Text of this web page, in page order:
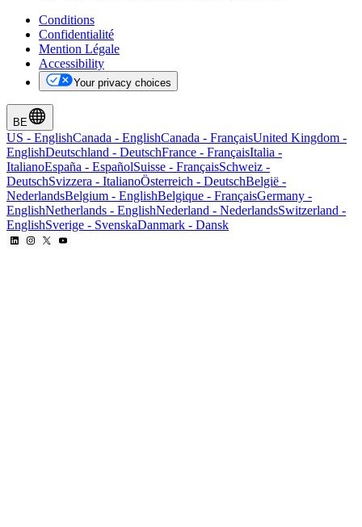
Conditions
Confidentialité
Mention Légale
Accessibility
Your privacy choices
BE
US - EnglishCanada - EnglishCanada - FrançaisUnited Kingdom -
EnglishDeutschland - DeutschFrance - FrançaisItalia -
ItalianoEspaña - EspañolSuisse - FrançaisSchweiz -
DeutschSvizzera - ItalianoÖsterreich - DeutschBelgië -
NederlandsBelgium - EnglishBelgique - FrançaisGermany -
EnglishNetherlands - EnglishNederland - NederlandsSwitzerland -
EnglishSverige - SvenskaDanmark - Dansk